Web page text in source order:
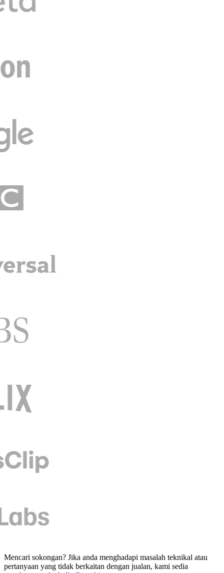
Mencari sokongan? Jika anda menghadapi masalah teknikal atau
pertanyaan yang tidak berkaitan dengan jualan, kami sedia